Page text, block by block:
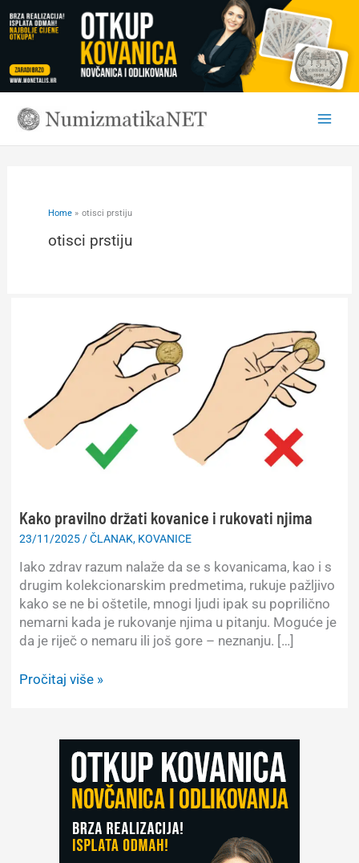
to
content
Home otisci prstiju
otisci prstiju
Kako pravilno držati kovanice i rukovati njima
23/11/2025 /ČLANAK, KOVANICE
Iako zdrav razum nalaže da se s kovanicama, kao i s
drugim kolekcionarskim predmetima, rukuje pažljivo
kako se ne bi oštetile, mnogi ljudi ipak su poprilično
nemarni kada je rukovanje njima u pitanju. Moguće je
da je riječ o nemaru ili još gore – neznanju. […]
Kako
Pročitaj više »